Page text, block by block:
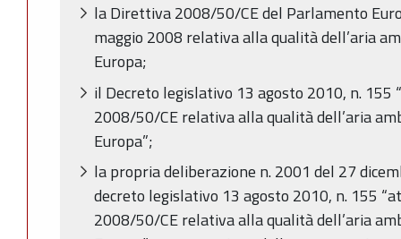
la Direttiva 2008/50/CE del Parlamento
maggio 2008 relativa alla qualità dell’aria
Europa;
il Decreto legislativo 13 agosto 2010, n.
2008/50/CE relativa alla qualità dell’aria
Europa”;
la propria deliberazione n. 2001 del 27
decreto legislativo 13 agosto 2010, n. 155
2008/50/CE relativa alla qualità dell’aria